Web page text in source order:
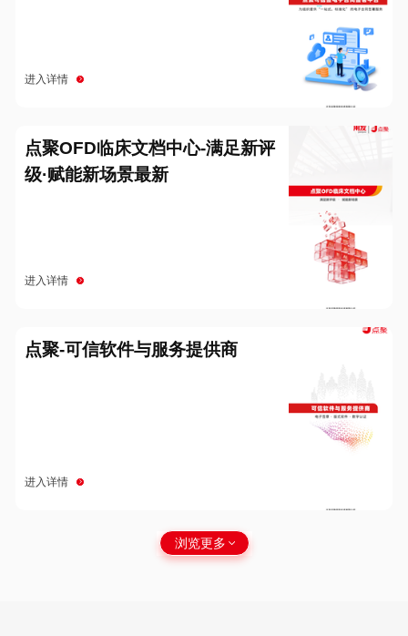
进入详情
点聚OFD临床文档中心-满足新评
级·赋能新场景最新
进入详情
点聚-可信软件与服务提供商
进入详情
浏览更多